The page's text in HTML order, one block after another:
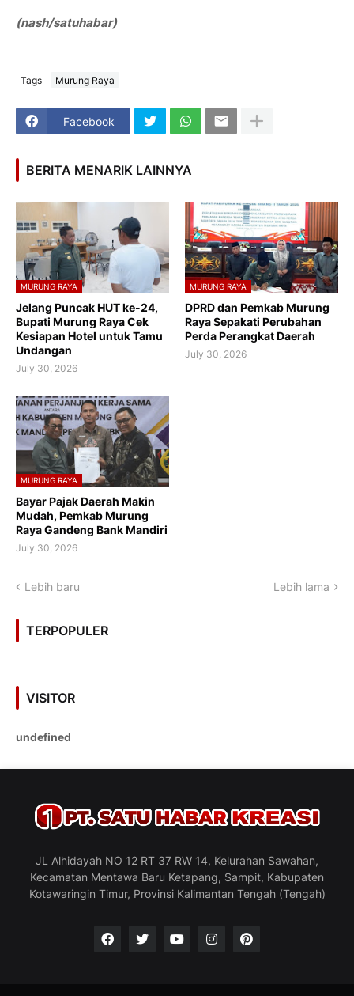
(nash/satuhabar)
Tags Murung Raya
Facebook
BERITA MENARIK LAINNYA
MURUNG RAYA
Jelang Puncak HUT ke-24,
Bupati Murung Raya Cek
Kesiapan Hotel untuk Tamu
Undangan
July 30, 2026
MURUNG RAYA
DPRD dan Pemkab Murung
Raya Sepakati Perubahan
Perda Perangkat Daerah
July 30, 2026
MURUNG RAYA
Bayar Pajak Daerah Makin
Mudah, Pemkab Murung
Raya Gandeng Bank Mandiri
July 30, 2026
Lebih baru Lebih lama
TERPOPULER
VISITOR
undefined
JL Alhidayah NO 12 RT 37 RW 14, Kelurahan Sawahan,
Kecamatan Mentawa Baru Ketapang, Sampit, Kabupaten
Kotawaringin Timur, Provinsi Kalimantan Tengah (Tengah)